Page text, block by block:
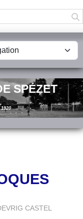
SPÉZET
CASTEL